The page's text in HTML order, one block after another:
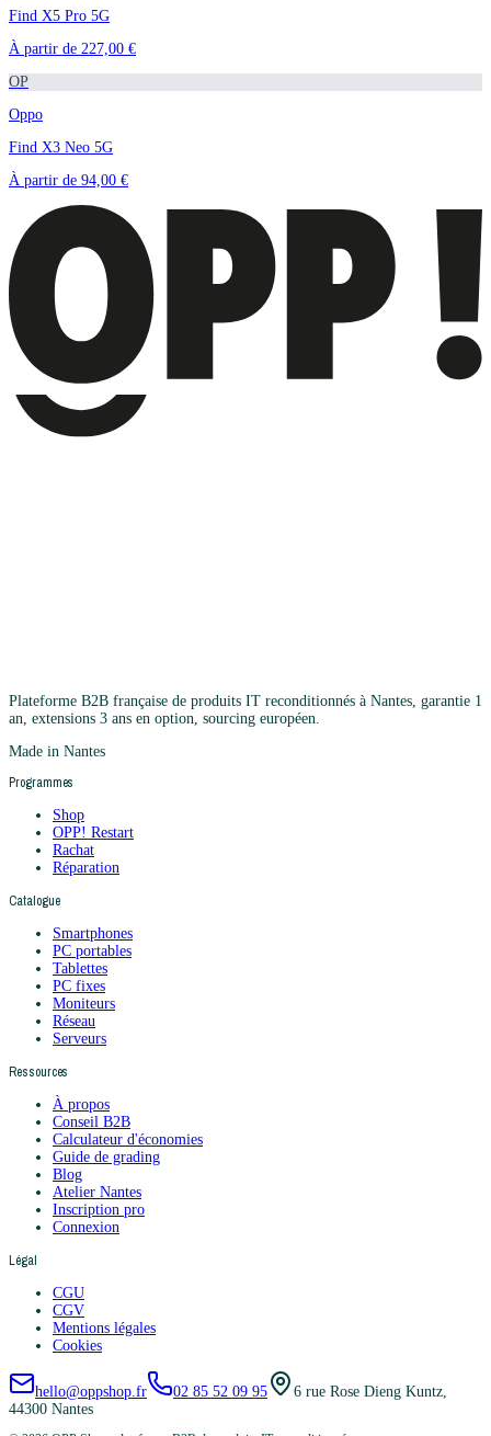
Find X5 Pro 5G
À partir de 227,00 €
OP
Oppo
Find X3 Neo 5G
À partir de 94,00 €
Plateforme B2B française de produits IT reconditionnés à Nantes, garantie 1
an, extensions 3 ans en option, sourcing européen.
Made in Nantes
Programmes
Shop
OPP! Restart
Rachat
Réparation
Catalogue
Smartphones
PC portables
Tablettes
PC fixes
Moniteurs
Réseau
Serveurs
Ressources
À propos
Conseil B2B
Calculateur d'économies
Guide de grading
Blog
Atelier Nantes
Inscription pro
Connexion
Légal
CGU
CGV
Mentions légales
Cookies
hello@oppshop.fr 02 85 52 09 95
6 rue Rose Dieng Kuntz,
44300 Nantes